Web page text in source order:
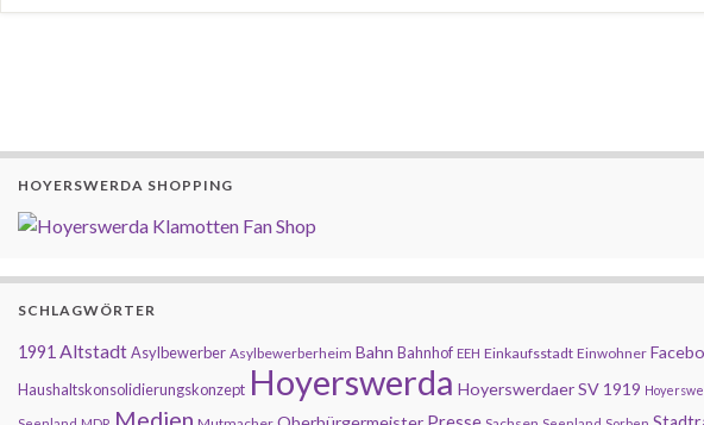
HOYERSWERDA SHOPPING
SCHLAGWÖRTER
1991 AltstadtAsylbewerber Asylbewerberheim Bahn Bahnhof EEH Einkaufsstadt Einwohner
Haushaltskonsolidierungskonzept Hoyerswerda Hoyerswerdaer SV 1919
Medien